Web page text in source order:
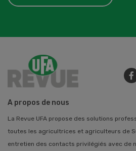
A propos de nous
La Revue UFA propose des solutions
toutes les agricultrices et agriculteurs de
entretien des contacts privilégiés avec de